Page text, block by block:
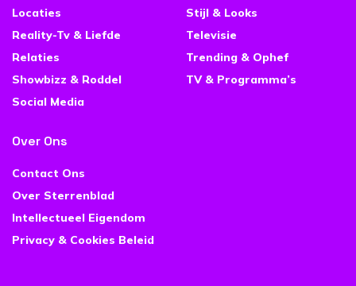
Locaties
Reality-Tv & Liefde
Relaties
Showbizz & Roddel
Social Media
Stijl & Looks
Televisie
Trending & Ophef
TV & Programma’s
Over Ons
Contact Ons
Over Sterrenblad
Intellectueel Eigendom
Privacy & Cookies Beleid